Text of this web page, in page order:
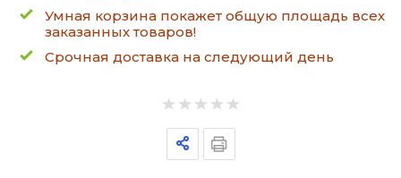
Умная корзина покажет общую площадь всех
заказанных товаров!
Срочная доставка на следующий день